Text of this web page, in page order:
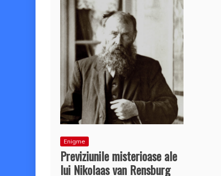
Enigme
Previziunile misterioase ale
lui Nikolaas van Rensburg